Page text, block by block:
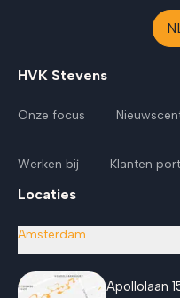
HVK Stevens
Onze focus
Werken bij Klanten
Locaties
Amsterdam
Apollolaan